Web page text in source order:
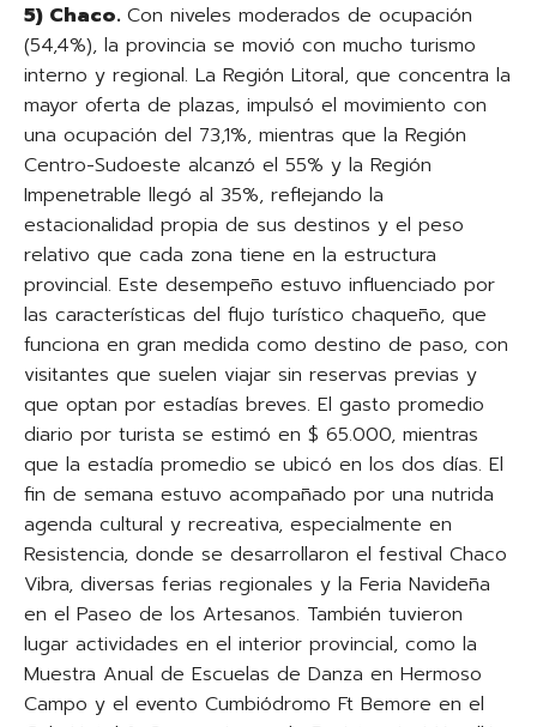
5) Chaco. Con niveles moderados de ocupación
(54,4%), la provincia se movió con mucho turismo
interno y regional. La Región Litoral, que concentra la
mayor oferta de plazas, impulsó el movimiento con
una ocupación del 73,1%, mientras que la Región
Centro-Sudoeste alcanzó el 55% y la Región
Impenetrable llegó al 35%, reflejando la
estacionalidad propia de sus destinos y el peso
relativo que cada zona tiene en la estructura
provincial. Este desempeño estuvo influenciado por
las características del flujo turístico chaqueño, que
funciona en gran medida como destino de paso, con
visitantes que suelen viajar sin reservas previas y
que optan por estadías breves. El gasto promedio
diario por turista se estimó en $ 65.000, mientras
que la estadía promedio se ubicó en los dos días. El
fin de semana estuvo acompañado por una nutrida
agenda cultural y recreativa, especialmente en
Resistencia, donde se desarrollaron el festival Chaco
Vibra, diversas ferias regionales y la Feria Navideña
en el Paseo de los Artesanos. También tuvieron
lugar actividades en el interior provincial, como la
Muestra Anual de Escuelas de Danza en Hermoso
Campo y el evento Cumbiódromo Ft Bemore en el